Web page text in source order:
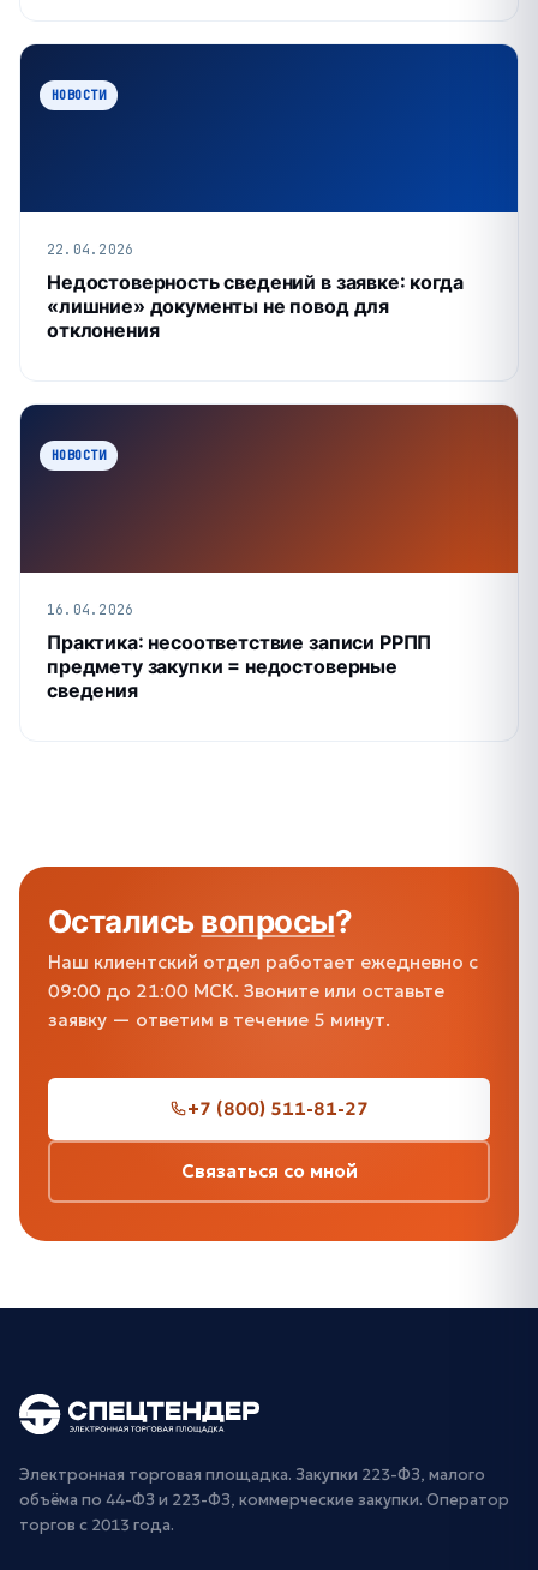
НОВОСТИ
22.04.2026
Недостоверность сведений в заявке: когда
«лишние» документы не повод для
отклонения
НОВОСТИ
16.04.2026
Практика: несоответствие записи РРПП
предмету закупки = недостоверные
сведения
Осталисьвопросы?
Наш клиентский отдел работает ежедневно с
09:00 до 21:00 МСК. Звоните или оставьте
заявку — ответим в течение 5 минут.
+7 (800) 511-81-27
Связаться со мной
Электронная торговая площадка. Закупки 223-ФЗ, малого
объёма по 44-ФЗ и 223-ФЗ, коммерческие закупки. Оператор
торгов с 2013 года.